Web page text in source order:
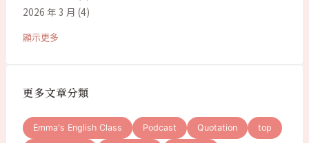
2026 年 3 月 (4)
顯示更多
更多文章分類
Emma's English Class Podcast Quotation top